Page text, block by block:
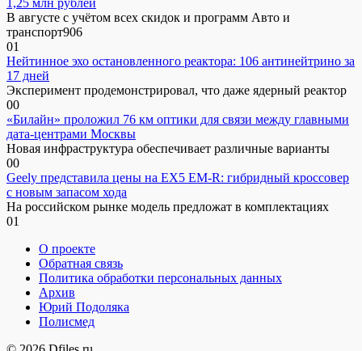
1,25 млн рублей
В августе с учётом всех скидок и программ Авто и
транспорт906
01
Нейтинное эхо остановленного реактора: 106 антинейтрино за
17 дней
Эксперимент продемонстрировал, что даже ядерный реактор
00
«Билайн» проложил 76 км оптики для связи между главными
дата-центрами Москвы
Новая инфраструктура обеспечивает различные варианты
00
Geely представила цены на EX5 EM-R: гибридный кроссовер
с новым запасом хода
На российском рынке модель предложат в комплектациях
01
О проекте
Обратная связь
Политика обработки персональных данных
Архив
Юрий Подоляка
Полисмед